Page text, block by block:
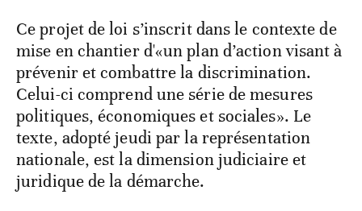
Ce projet de loi s’inscrit dans le contexte de
mise en chantier d'«un plan d’action visant à
prévenir et combattre la discrimination.
Celui-ci comprend une série de mesures
politiques, économiques et sociales». Le
texte, adopté jeudi par la représentation
nationale, est la dimension judiciaire et
juridique de la démarche.